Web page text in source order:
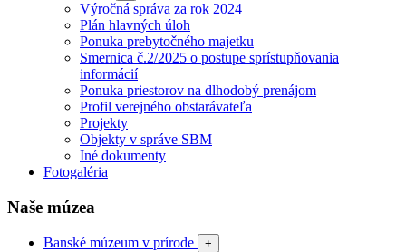
Výročná správa za rok 2024
Plán hlavných úloh
Ponuka prebytočného majetku
Smernica č.2/2025 o postupe sprístupňovania
informácií
Ponuka priestorov na dlhodobý prenájom
Profil verejného obstarávateľa
Projekty
Objekty v správe SBM
Iné dokumenty
Fotogaléria
Naše múzea
Banské múzeum v prírode +